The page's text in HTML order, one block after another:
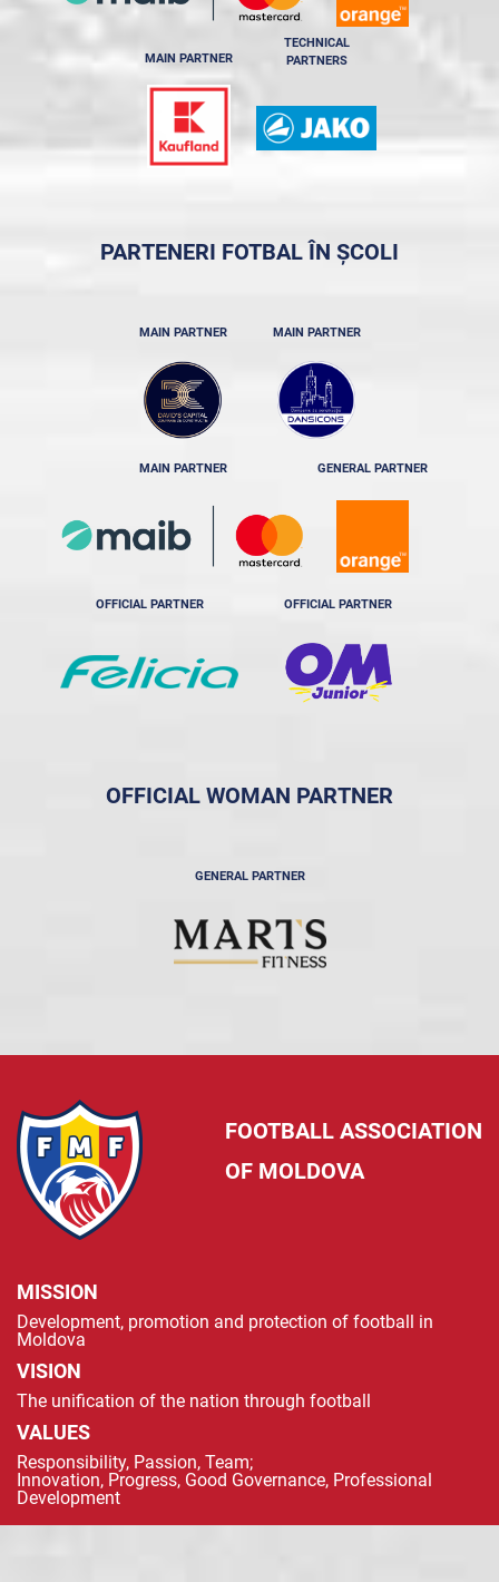
MAIN PARTNER
TECHNICAL
PARTNERS
PARTENERI FOTBAL ÎN ȘCOLI
MAIN PARTNER MAIN PARTNER
MAIN PARTNER GENERAL PARTNER
OFFICIAL PARTNER OFFICIAL PARTNER
OFFICIAL WOMAN PARTNER
GENERAL PARTNER
FOOTBALL ASSOCIATION
OF MOLDOVA
MISSION
Development, promotion and protection of football in
Moldova
VISION
The unification of the nation through football
VALUES
Responsibility, Passion, Team;
Innovation, Progress, Good Governance, Professional
Development